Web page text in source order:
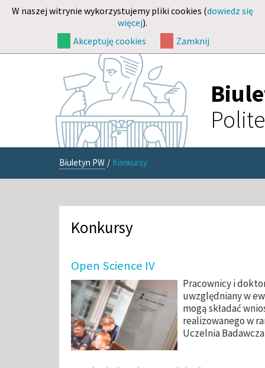
W naszej witrynie wykorzystujemy pliki cookies (dowiedz się
więcej).
Akceptuję cookies
Zamknij
Biuletyn PW / Konkursy
Konkursy
Open Science IV
Pracownicy i
uwzględniany w
mogą składać
realizowanego w
Uczelnia